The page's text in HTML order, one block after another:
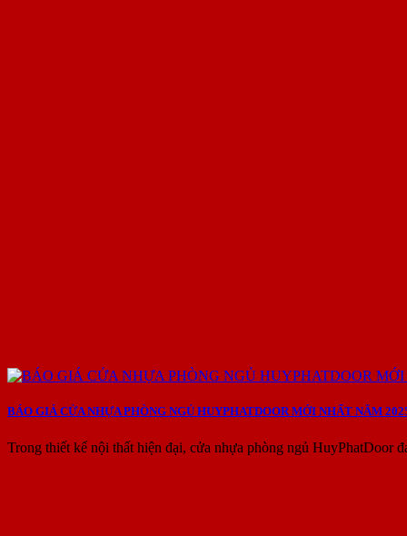
BÁO GIÁ CỬA NHỰA PHÒNG NGỦ HUYPHATDOOR MỚI NHẤT NĂM
Trong thiết kế nội thất hiện đại, cửa nhựa phòng ngủ HuyPhatDoor